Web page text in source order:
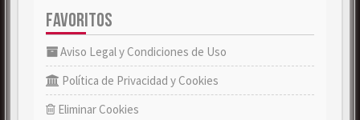
FAVORITOS
Aviso Legal y Condiciones de Uso
Política de Privacidad y Cookies
Eliminar Cookies